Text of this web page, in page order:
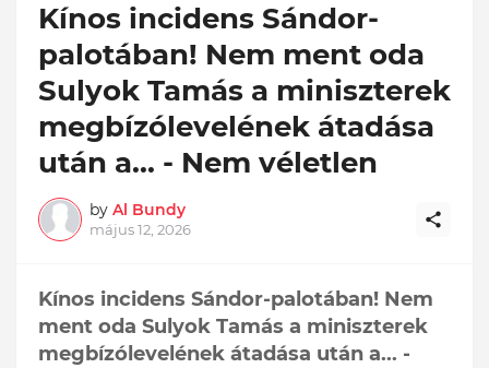
Kínos incidens Sándor-
palotában! Nem ment oda
Sulyok Tamás a miniszterek
megbízólevelének átadása
után a... - Nem véletlen
by Al Bundy
május 12, 2026
Kínos incidens Sándor-palotában! Nem
ment oda Sulyok Tamás a miniszterek
megbízólevelének átadása után a... -